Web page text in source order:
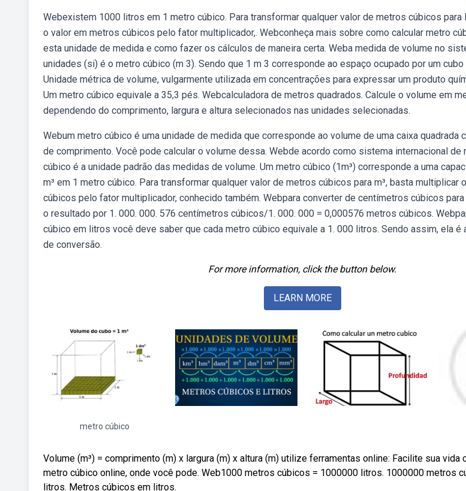
Webexistem 1000 litros em 1 metro cúbico. Para transformar qualquer valor de metros cúbicos
o valor em metros cúbicos pelo fator multiplicador,. Webconheça mais sobre como calcular metro
esta unidade de medida e como fazer os cálculos de maneira certa. Weba medida de volume no
unidades (si) é o metro cúbico (m 3). Sendo que 1 m 3 corresponde ao espaço ocupado por um
Unidade métrica de volume, vulgarmente utilizada em concentrações para expressar um produto
Um metro cúbico equivale a 35,3 pés. Webcalculadora de metros quadrados. Calcule o volume em
dependendo do comprimento, largura e altura selecionados nas unidades selecionadas.
Webum metro cúbico é uma unidade de medida que corresponde ao volume de uma caixa quadrada
de comprimento. Você pode calcular o volume dessa. Webde acordo como sistema internacional de
cúbico é a unidade padrão das medidas de volume. Um metro cúbico (1m³) corresponde a uma
m³ em 1 metro cúbico. Para transformar qualquer valor de metros cúbicos para m³, basta multiplicar
cúbicos pelo fator multiplicador, conhecido também. Webpara converter de centímetros cúbicos
o resultado por 1. 000. 000. 576 centímetros cúbicos/1. 000. 000 = 0,000576 metros cúbicos.
cúbico em litros você deve saber que cada metro cúbico equivale a 1. 000 litros. Sendo assim, ela é
de conversão.
For more information, click the button below.
LEARN MORE
metro cúbico
Volume (m³) = comprimento (m) x largura (m) x altura (m) utilize ferramentas online: Facilite sua vida
metro cúbico online, onde você pode. Web1000 metros cúbicos = 1000000 litros. 1000000 metros
litros. Metros cúbicos em litros.